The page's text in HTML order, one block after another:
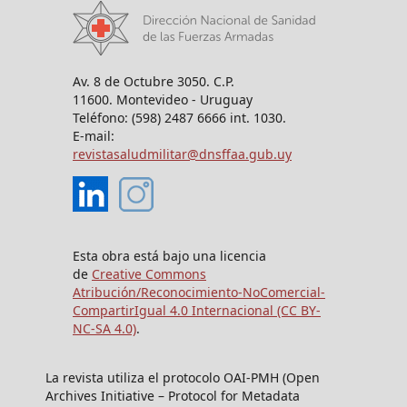
Av. 8 de Octubre 3050. C.P.
11600. Montevideo - Uruguay
Teléfono: (598) 2487 6666 int. 1030.
E-mail:
revistasaludmilitar@dnsffaa.gub.uy
Esta obra está bajo una licencia
de Creative Commons
Atribución/Reconocimiento-NoComercial-
CompartirIgual 4.0 Internacional (CC BY-
NC-SA 4.0).
La revista utiliza el protocolo OAI-PMH (Open
Archives Initiative – Protocol for Metadata